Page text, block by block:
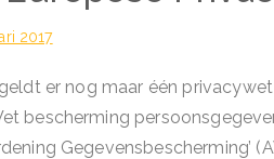
2017
er nog maar één
bescherming
Gegevensbescherming’